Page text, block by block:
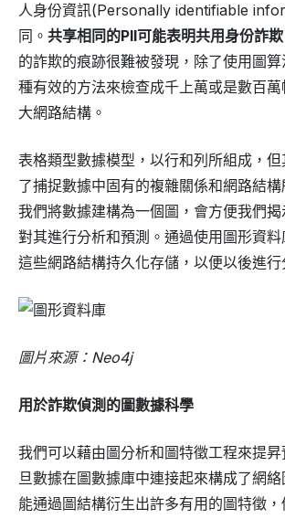
人身份資訊(Personally identifiable
同。 共享相同的PII可能表明共用身份詐欺
的詐欺的痕跡很難被發現，除了使用圖
種有效的方法來檢查成千上萬或是數百
大網路結構。
表格類型數據模型，以行和列所組成，
了捕捉數據中固有的複雜關係和網路結
我們將數據建構為一個圖，會方便我們
對其進行分析和預測。通過使用圖形資
這些網路結構持久化存儲，以便以後進行
圖片來源：Neo4j
用於詐欺偵測的圖數據科學
我們可以藉由圖分析和圖特徵工程來提
旦數據在圖數據庫中連接起來構成了網
能通過圖結構衍生出許多有用的圖特徵